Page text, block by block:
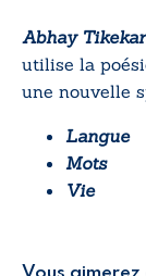
Abhay Tikekar
utilise la
une nouvelle
Langue
Mots
Vie